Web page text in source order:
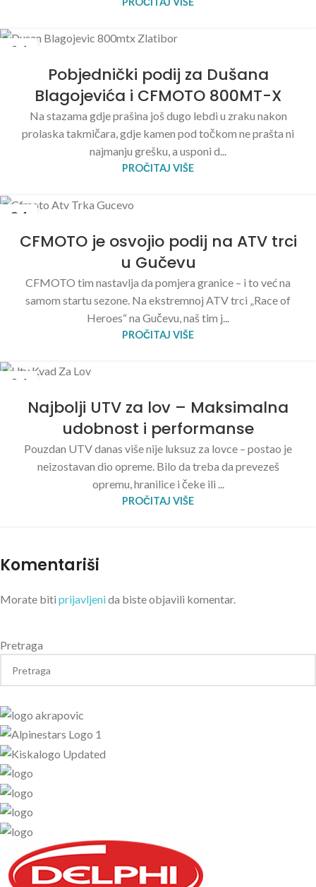
04
Pobjednički podij za Dušana
Blagojevića i CFMOTO 800MT-X
Na stazama gdje prašina još dugo lebdi u zraku nakon
prolaska takmičara, gdje kamen pod točkom ne prašta ni
najmanju grešku, a usponi d...
PROČITAJ VIŠE
04
CFMOTO je osvojio podij na ATV trci
u Gučevu
CFMOTO tim nastavlja da pomjera granice – i to već na
samom startu sezone. Na ekstremnoj ATV trci „Race of
Heroes“ na Gučevu, naš tim j...
PROČITAJ VIŠE
04
Najbolji UTV za lov – Maksimalna
udobnost i performanse
Pouzdan UTV danas više nije luksuz za lovce – postao je
neizostavan dio opreme. Bilo da treba da prevezeš
opremu, hranilice i čeke ili ...
PROČITAJ VIŠE
Komentariši
Morate biti prijavljenida biste objavili komentar.
Pretraga